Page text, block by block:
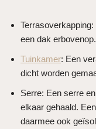
een dak erbovenop.
Tuinkamer: Een
dicht worden
Serre: Een serre
elkaar gehaald.
daarmee ook